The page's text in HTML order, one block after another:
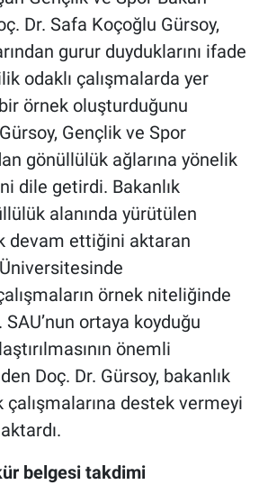
Dr. Safa Koçoğlu Gürsoy,
gurur duyduklarını ifade
odaklı çalışmalarda yer
örnek oluşturduğunu
Gençlik ve Spor
gönüllülük ağlarına yönelik
dile getirdi. Bakanlık
alanında yürütülen
devam ettiğini aktaran
örnek niteliğinde
ortaya koyduğu
önemli
Doç. Dr. Gürsoy, bakanlık
destek vermeyi
belgesi takdimi